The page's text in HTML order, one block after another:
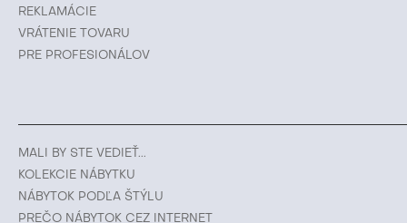
REKLAMÁCIE
VRÁTENIE TOVARU
PRE PROFESIONÁLOV
MALI BY STE VEDIEŤ...
KOLEKCIE NÁBYTKU
NÁBYTOK PODĽA ŠTÝLU
PREČO NÁBYTOK CEZ INTERNET